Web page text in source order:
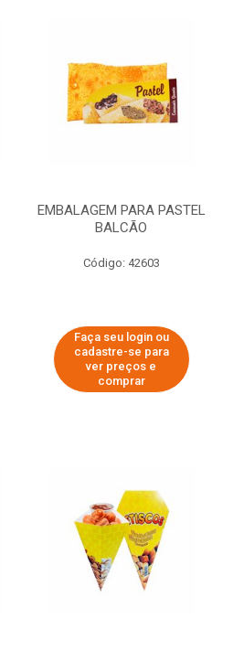
EMBALAGEM PARA PASTEL
BALCÃO
Código: 42603
Faça seu login ou
cadastre-se para
ver preços e
comprar